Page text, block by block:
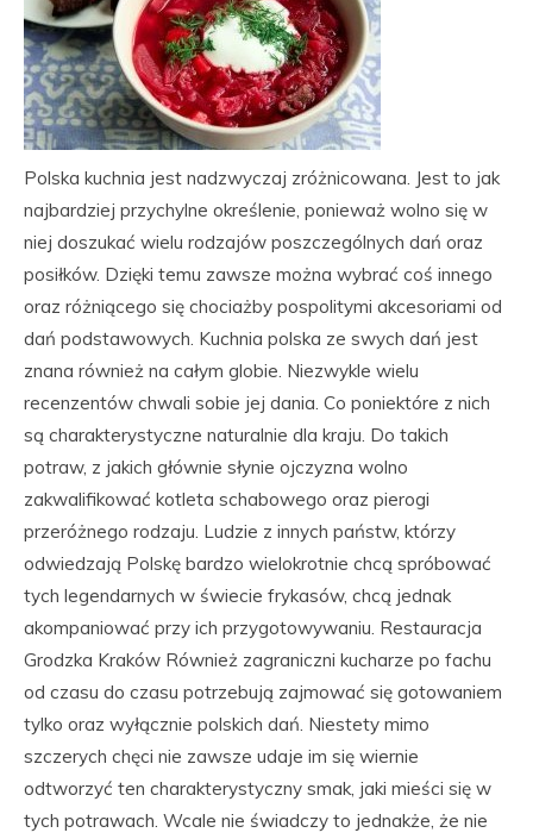
Polska kuchnia jest nadzwyczaj zróżnicowana. Jest to jak
najbardziej przychylne określenie, ponieważ wolno się w
niej doszukać wielu rodzajów poszczególnych dań oraz
posiłków. Dzięki temu zawsze można wybrać coś innego
oraz różniącego się chociażby pospolitymi akcesoriami od
dań podstawowych. Kuchnia polska ze swych dań jest
znana również na całym globie. Niezwykle wielu
recenzentów chwali sobie jej dania. Co poniektóre z nich
są charakterystyczne naturalnie dla kraju. Do takich
potraw, z jakich głównie słynie ojczyzna wolno
zakwalifikować kotleta schabowego oraz pierogi
przeróżnego rodzaju. Ludzie z innych państw, którzy
odwiedzają Polskę bardzo wielokrotnie chcą spróbować
tych legendarnych w świecie frykasów, chcą jednak
akompaniować przy ich przygotowywaniu. Restauracja
Grodzka Kraków Również zagraniczni kucharze po fachu
od czasu do czasu potrzebują zajmować się gotowaniem
tylko oraz wyłącznie polskich dań. Niestety mimo
szczerych chęci nie zawsze udaje im się wiernie
odtworzyć ten charakterystyczny smak, jaki mieści się w
tych potrawach. Wcale nie świadczy to jednakże, że nie